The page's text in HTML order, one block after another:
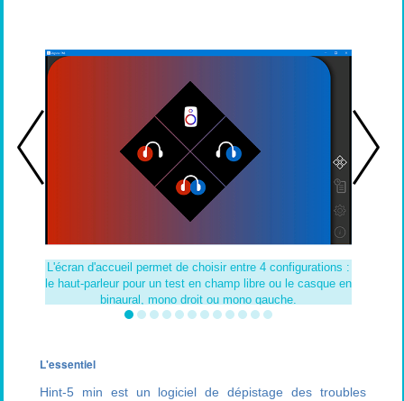
L'écran d'accueil permet de choisir entre 4 configurations :
le haut-parleur pour un test en champ libre ou le casque en
binaural, mono droit ou mono gauche.
L'essentiel
Hint-5 min est un logiciel de dépistage des troubles